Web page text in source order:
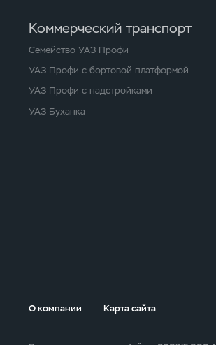
Коммерческий транспорт
Семейство УАЗ Профи
УАЗ Профи с бортовой платформой
УАЗ Профи с надстройками
УАЗ Буханка
О компании Карта сайта